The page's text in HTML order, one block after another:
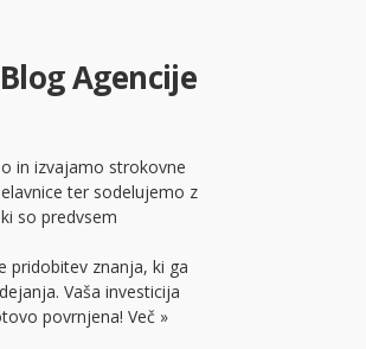
Agencije
in izvajamo strokovne
ter sodelujemo z
so predvsem
pridobitev znanja, ki ga
Vaša investicija
povrnjena! Več »